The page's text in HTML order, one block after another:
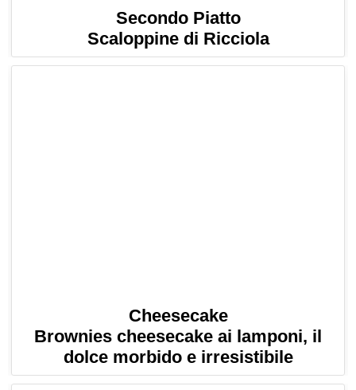
Secondo Piatto
Scaloppine di Ricciola
Cheesecake
Brownies cheesecake ai lamponi, il
dolce morbido e irresistibile